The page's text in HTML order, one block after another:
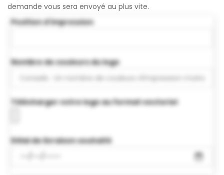
demande vous sera envoyé au plus vite.
Position d'impression
Nombre de couleurs du logo
Télécharger votre logo au format vectoriel
Délai de livraison souhaité